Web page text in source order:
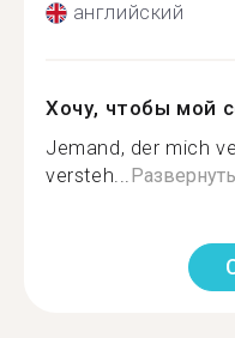
английский
Хочу, чтобы мой
Jemand, der mich
versteh...Развернуть